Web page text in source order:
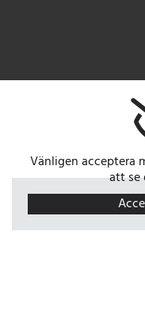
Vänligen acceptera
att se